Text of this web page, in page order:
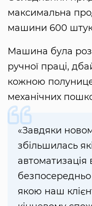
максимальна
машини 600
Машина була
ручної праці,
кожною
механічних
«Завдяки
збільшилась
автоматизація
якою наш